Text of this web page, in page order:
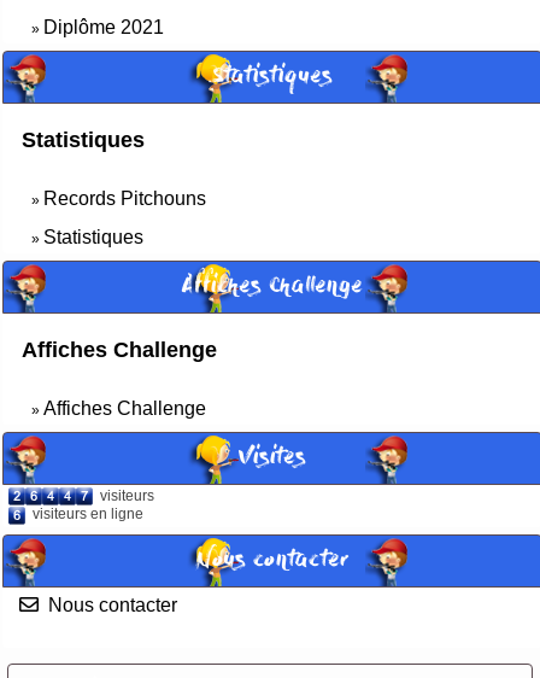
» Diplôme 2021
Statistiques
Statistiques
» Records Pitchouns
» Statistiques
Affiches Challenge
Affiches Challenge
» Affiches Challenge
Visites
visiteurs
visiteurs en ligne
Nous contacter
Nous contacter